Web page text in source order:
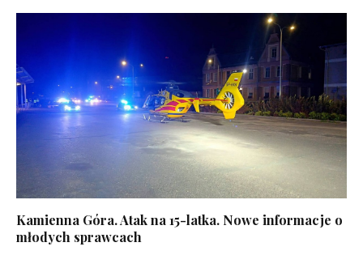
Kamienna Góra. Atak na 15-latka. Nowe informacje o
młodych sprawcach